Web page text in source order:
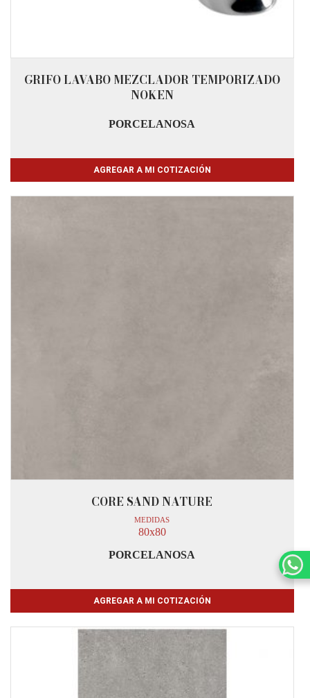
GRIFO LAVABO MEZCLADOR TEMPORIZADO
NOKEN
PORCELANOSA
AGREGAR A MI COTIZACIÓN
CORE SAND NATURE
MEDIDAS
80x80
PORCELANOSA
AGREGAR A MI COTIZACIÓN